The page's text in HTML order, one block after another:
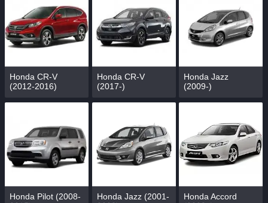
Honda CR-V
(2012-2016)
Honda CR-V
(2017-)
Honda Jazz
(2009-)
Honda Pilot (2008-
Honda Jazz (2001-
Honda Accord